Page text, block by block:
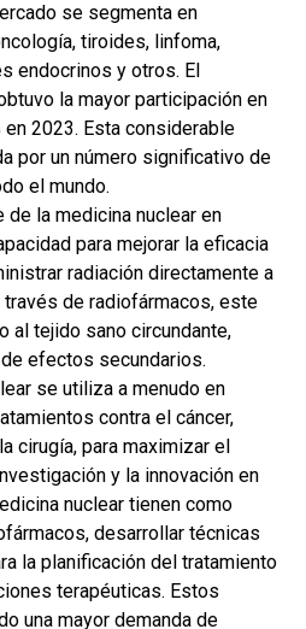
se segmenta en
tiroides, linfoma,
endocrinos y otros. El
la mayor participación en
2023. Esta considerable
por un número significativo de
el mundo.
de la medicina nuclear en
para mejorar la eficacia
radiación directamente a
de radiofármacos, este
al tejido sano circundante,
efectos secundarios.
se utiliza a menudo en
contra el cáncer,
cirugía, para maximizar el
y la innovación en
nuclear tienen como
desarrollar técnicas
la planificación del tratamiento
terapéuticas. Estos
una mayor demanda de